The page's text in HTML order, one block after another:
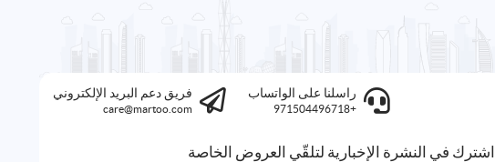
راسلنا على الواتساب
+971504496718
فريق دعم البريد الإلكتروني
care@martoo.com
اشترك في النشرة الإخبارية لتلقّي العروض الخاصة